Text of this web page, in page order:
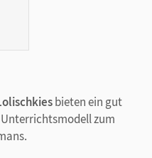
bieten ein gut
zum